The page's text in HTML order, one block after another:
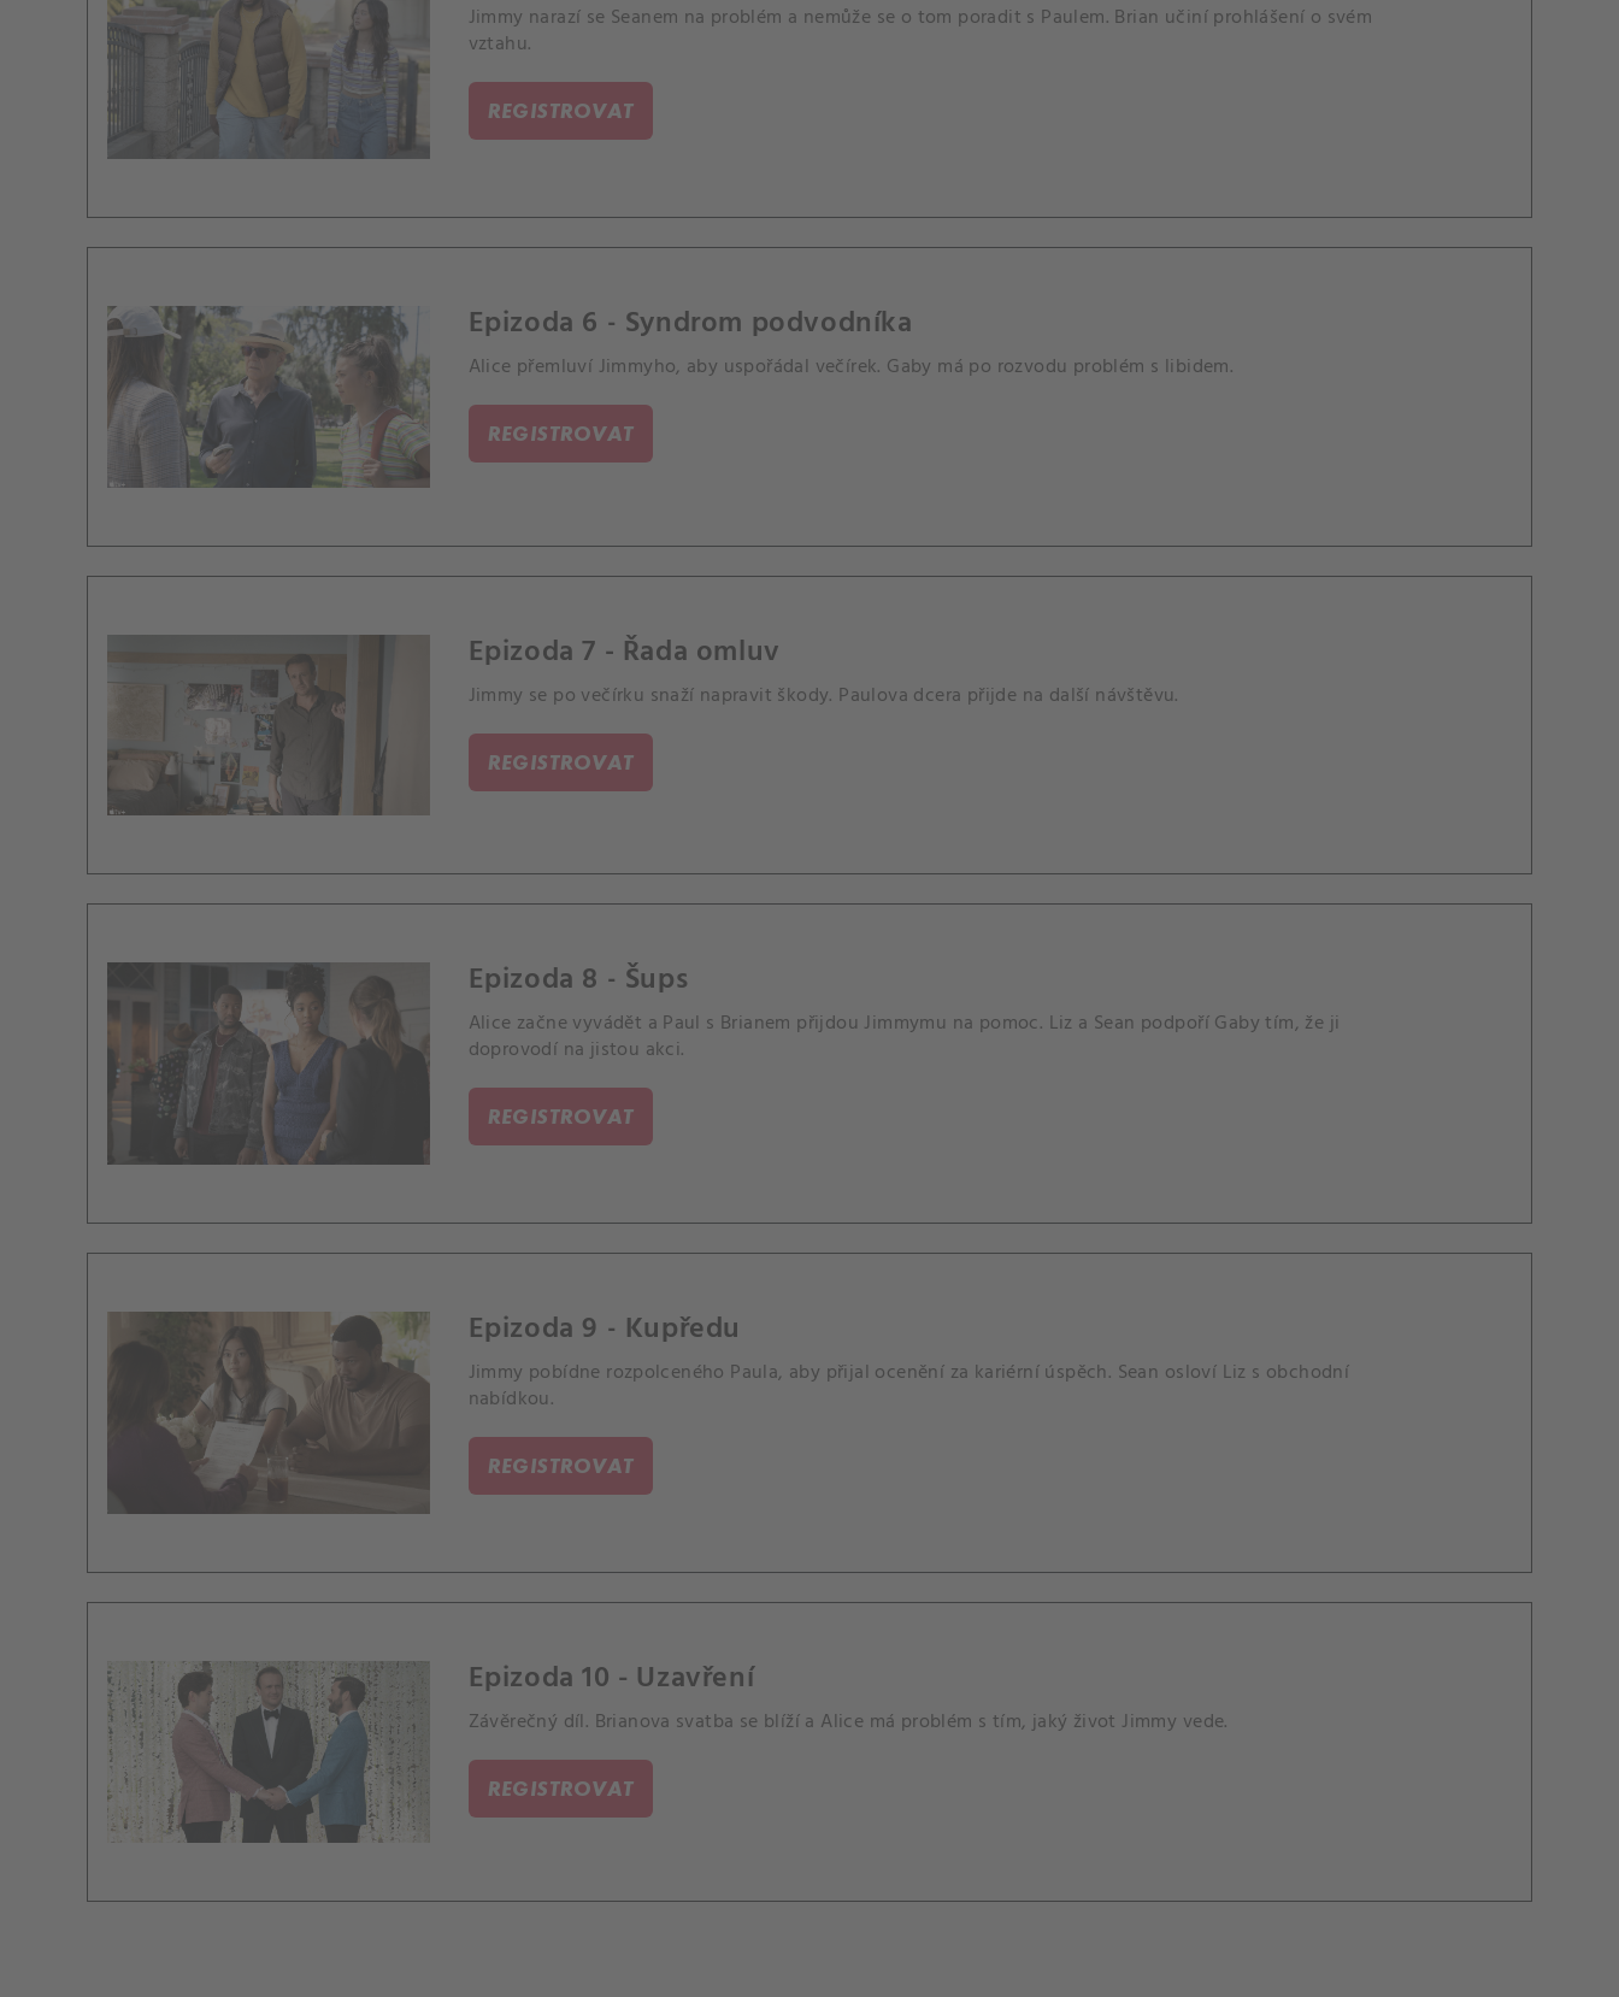
Jimmy narazí se Seanem na problém a nemůže se o tom poradit s Paulem. Brian učiní prohlášení o svém
vztahu.
REGISTROVAT
Epizoda 6 - Syndrom podvodníka
Alice přemluví Jimmyho, aby uspořádal večírek. Gaby má po rozvodu problém s libidem.
REGISTROVAT
Epizoda 7 - Řada omluv
Jimmy se po večírku snaží napravit škody. Paulova dcera přijde na další návštěvu.
REGISTROVAT
Epizoda 8 - Šups
Alice začne vyvádět a Paul s Brianem přijdou Jimmymu na pomoc. Liz a Sean podpoří Gaby tím, že ji
doprovodí na jistou akci.
REGISTROVAT
Epizoda 9 - Kupředu
Jimmy pobídne rozpolceného Paula, aby přijal ocenění za kariérní úspěch. Sean osloví Liz s obchodní
nabídkou.
REGISTROVAT
Epizoda 10 - Uzavření
Závěrečný díl. Brianova svatba se blíží a Alice má problém s tím, jaký život Jimmy vede.
REGISTROVAT